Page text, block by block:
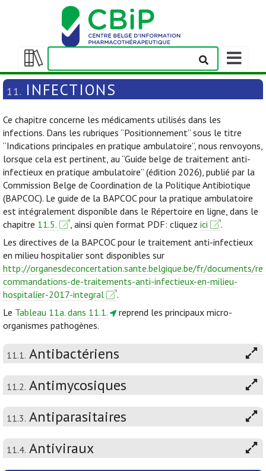
Afficher/masquer
la
table
matières
Afficher/
la
barre
navigation
11. INFECTIONS
Ce chapitre concerne les médicaments utilisés dans les
infections. Dans les rubriques “Positionnement” sous le titre
“Indications principales en pratique ambulatoire”, nous renvoyons,
lorsque cela est pertinent, au “Guide belge de traitement anti-
infectieux en pratique ambulatoire” (édition 2026), publié par la
Commission Belge de Coordination de la Politique Antibiotique
(BAPCOC). Le guide de la BAPCOC pour la pratique ambulatoire
est intégralement disponible dans le Répertoire en ligne, dans le
chapitre 11.5. , ainsi qu’en format PDF: cliquez ici
.
Les directives de la BAPCOC pour le traitement anti-infectieux
en milieu hospitalier sont disponibles sur
http://organesdeconcertation.sante.belgique.be/fr/documents/re
commandations-de-traitements-anti-infectieux-en-milieu-
hospitalier-2017-integral
.
Le Tableau 11a. dans 11.1.
reprend les principaux micro-
organismes pathogènes.
11.1. Antibactériens
11.2. Antimycosiques
11.3. Antiparasitaires
11.4. Antiviraux